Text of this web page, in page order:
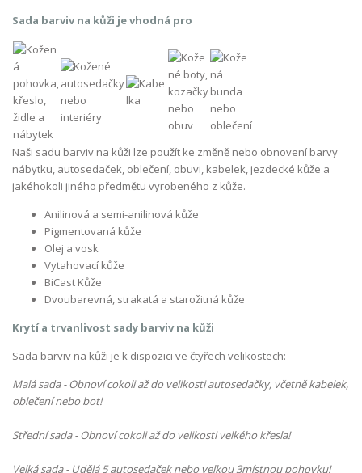
Sada barviv na kůži je vhodná pro
Naši sadu barviv na kůži lze použít ke změně nebo obnovení barvy
nábytku, autosedaček, oblečení, obuvi, kabelek, jezdecké kůže a
jakéhokoli jiného předmětu vyrobeného z kůže.
Anilinová a semi-anilinová kůže
Pigmentovaná kůže
Olej a vosk
Vytahovací kůže
BiCast Kůže
Dvoubarevná, strakatá a starožitná kůže
Krytí a trvanlivost sady barviv na kůži
Sada barviv na kůži je k dispozici ve čtyřech velikostech:
Malá sada - Obnoví cokoli až do velikosti autosedačky, včetně kabelek,
oblečení nebo bot!
Střední sada - Obnoví cokoli až do velikosti velkého křesla!
Velká sada - Udělá 5 autosedaček nebo velkou 3místnou pohovku!